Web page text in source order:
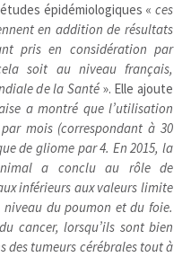
épidémiologiques « ces
en addition de résultats
pris en considération par
soit au niveau français,
de la Santé». Elle ajoute
a montré que l’utilisation
mois (correspondant à 30
de gliome par 4. En 2015, la
a conclu au rôle de
inférieurs aux valeurs limite
niveau du poumon et du foie.
cancer, lorsqu’ils sont bien
des tumeurs cérébrales tout à